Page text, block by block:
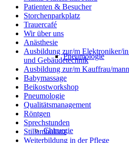
Pneumologie
Chirurgie
Patienten & Besucher
Storchenparkplatz
Trauercafé
Wir über uns
Anästhesie
Ausbildung zur/m Elektroniker/
und Gebäudetechnik
Ausbildung zur/m Kauffrau/
Babymassage
Beikostworkshop
Pneumologie
Qualitätsmanagement
Röntgen
Sprechstunden
Stillambulanz
Weiterbildung in der Pflege